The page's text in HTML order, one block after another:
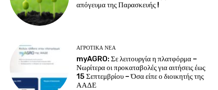
απόγευμα της Παρασκευής !
ΑΓΡΟΤΙΚΆ ΝΈΑ
myAGRO: Σε λειτουργία η πλατφόρμα –
Νωρίτερα οι προκαταβολές για αιτήσεις έως
15 Σεπτεμβρίου – Όσα είπε ο διοικητής της
ΑΑΔΕ